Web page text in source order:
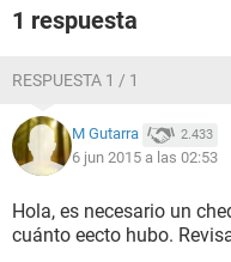
1 respuesta
RESPUESTA 1 / 1
M Gutarra 2.433
6 jun 2015 a las 02:53
Hola, es necesario un
cuánto eecto hubo.